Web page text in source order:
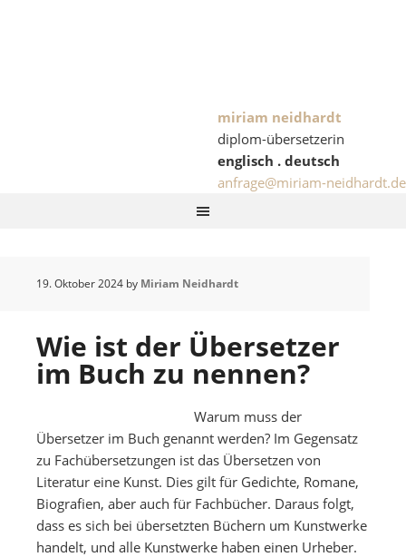
miriam neidhardt
diplom-übersetzerin
englisch . deutsch
anfrage@miriam-neidhardt.de
19. Oktober 2024 by Miriam Neidhardt
Wie ist der Übersetzer
im Buch zu nennen?
Warum muss der
Übersetzer im Buch genannt werden? Im Gegensatz
zu Fachübersetzungen ist das Übersetzen von
Literatur eine Kunst. Dies gilt für Gedichte, Romane,
Biografien, aber auch für Fachbücher. Daraus folgt,
dass es sich bei übersetzten Büchern um Kunstwerke
handelt, und alle Kunstwerke haben einen Urheber.